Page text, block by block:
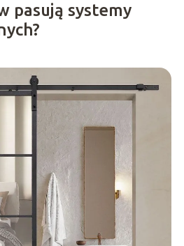
pasują systemy